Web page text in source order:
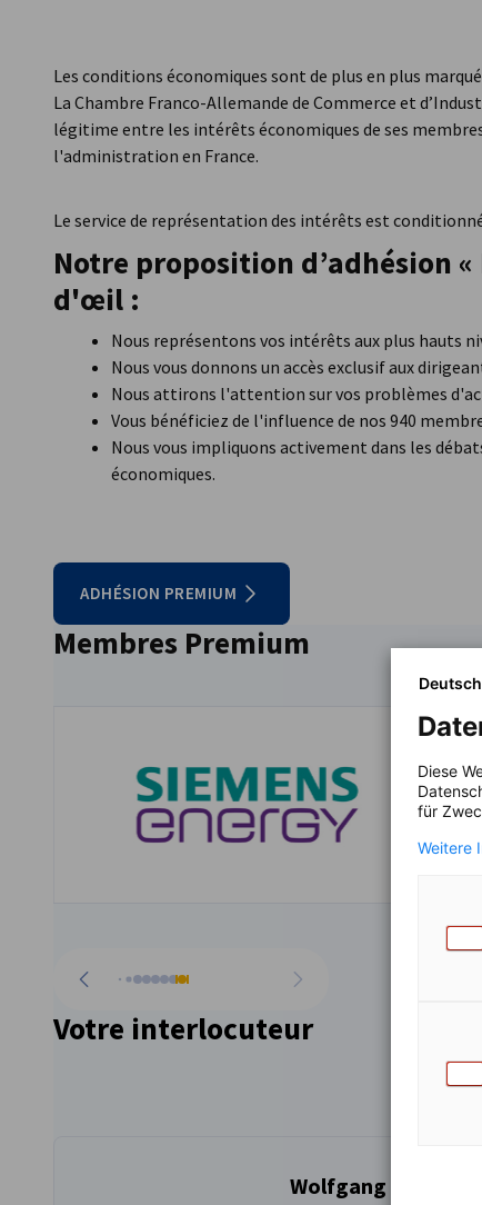
Les conditions économiques sont de plus en plus
La Chambre Franco-Allemande de Commerce et
légitime entre les intérêts économiques de ses
l'administration en France.
Le service de représentation des intérêts est
Notre proposition d’adhésion
d'œil :
Nous représentons vos intérêts aux plus hauts
Nous vous donnons un accès exclusif aux
Nous attirons l'attention sur vos problèmes
Vous bénéficiez de l'influence de nos 940
Nous vous impliquons activement dans les
économiques.
ADHÉSION PREMIUM
Membres Premium
Aller à la page précédente Passer à la suite
Votre interlocuteur
Wolfgang Krill de
Deutsch
Diese
für
Weitere